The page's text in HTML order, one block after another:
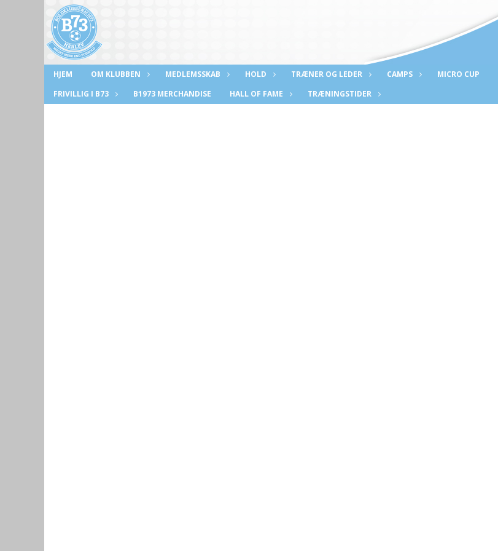
HJEM OM KLUBBEN MEDLEMSSKAB HOLD TRÆNER OG LEDER CAMPS MICRO CUP
FRIVILLIG I B73
B1973 MERCHANDISE HALL OF FAME TRÆNINGSTIDER